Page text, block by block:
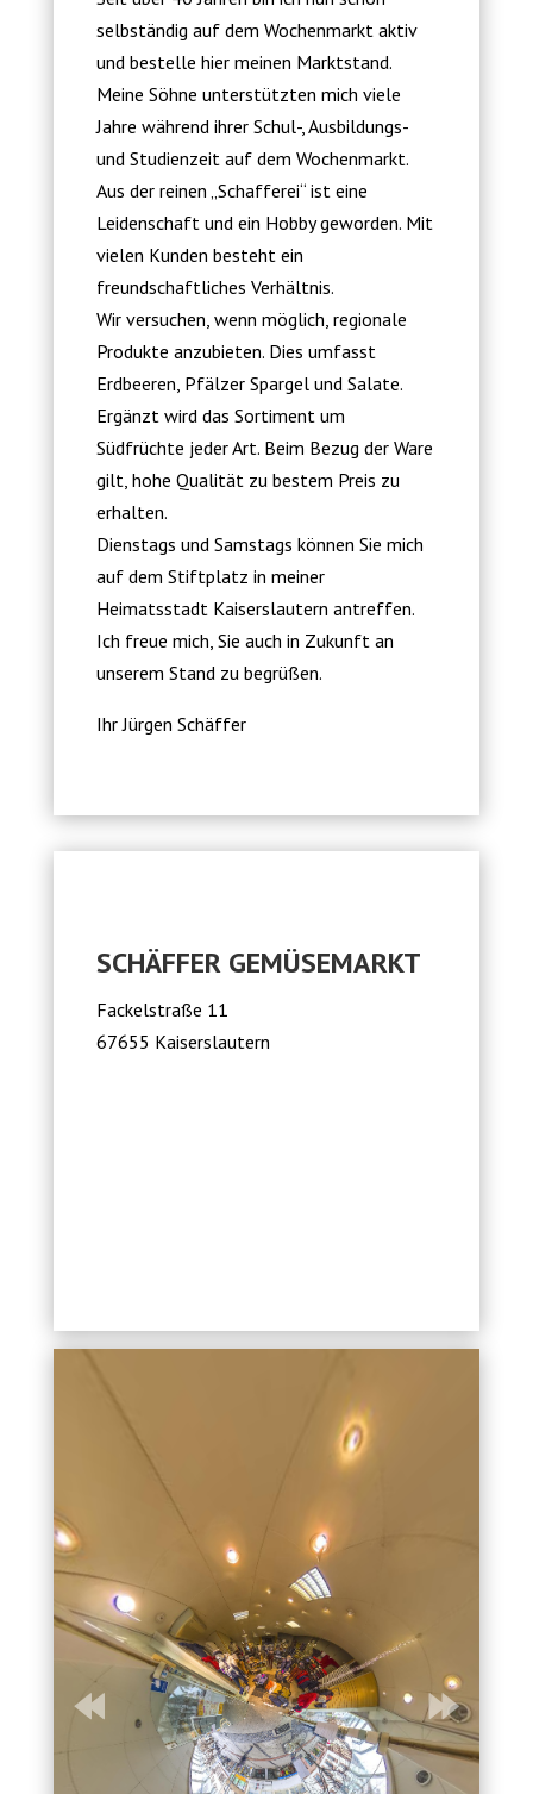
selbständig auf dem Wochenmarkt aktiv
und bestelle hier meinen Marktstand.
Meine Söhne unterstützten mich viele
Jahre während ihrer Schul-, Ausbildungs-
und Studienzeit auf dem Wochenmarkt.
Aus der reinen „Schafferei“ ist eine
Leidenschaft und ein Hobby geworden. Mit
vielen Kunden besteht ein
freundschaftliches Verhältnis.
Wir versuchen, wenn möglich, regionale
Produkte anzubieten. Dies umfasst
Erdbeeren, Pfälzer Spargel und Salate.
Ergänzt wird das Sortiment um
Südfrüchte jeder Art. Beim Bezug der Ware
gilt, hohe Qualität zu bestem Preis zu
erhalten.
Dienstags und Samstags können Sie mich
auf dem Stiftplatz in meiner
Heimatsstadt Kaiserslautern antreffen.
Ich freue mich, Sie auch in Zukunft an
unserem Stand zu begrüßen.
Ihr Jürgen Schäffer
SCHÄFFER GEMÜSEMARKT
Fackelstraße 11
67655 Kaiserslautern